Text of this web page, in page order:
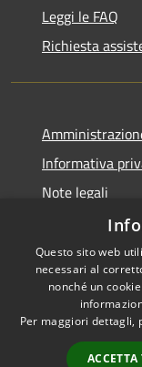
Leggi le FAQ
Richiesta
Informativa
Note legali
Dichiarazione
RSS
Accessibilità
Questo sito web
necessari al
nonché un
Per maggiori dettagli,
ACCETTA